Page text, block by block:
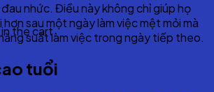
the cart.
đau nhức. Điều này không chỉ giúp họ
sau một ngày làm việc mệt mỏi mà
suất làm việc trong ngày tiếp theo.
tuổi